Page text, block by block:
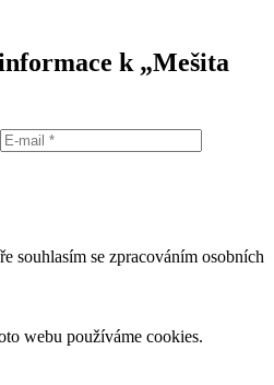
k „Mešita
souhlasím se zpracováním osobních
webu používáme cookies.